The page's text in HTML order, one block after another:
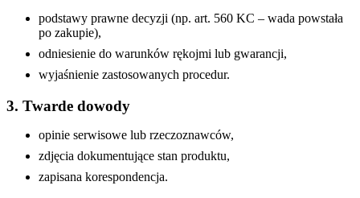
podstawy prawne decyzji (np. art. 560 KC – wada powstała
po zakupie),
odniesienie do warunków rękojmi lub gwarancji,
wyjaśnienie zastosowanych procedur.
3. Twarde dowody
opinie serwisowe lub rzeczoznawców,
zdjęcia dokumentujące stan produktu,
zapisana korespondencja.